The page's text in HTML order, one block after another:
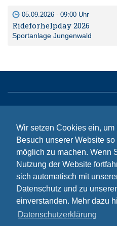
Wir setzen Cookies ein, um
Besuch unserer Website
möglich zu machen. Wenn
Nutzung der Website
sich automatisch mit
Datenschutz und zu
einverstanden. Mehr dazu
Datenschutzerklärung
05.09.2026 - 09:00 Uhr
Rideforhelpday 2026
Sportanlage Jungenwald
©